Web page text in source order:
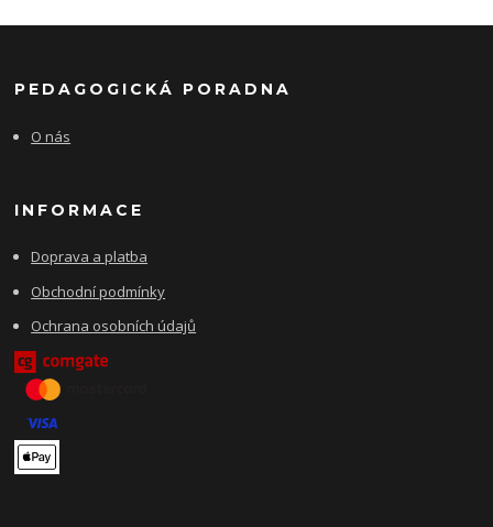
PEDAGOGICKÁ PORADNA
O nás
INFORMACE
Doprava a platba
Obchodní podmínky
Ochrana osobních údajů